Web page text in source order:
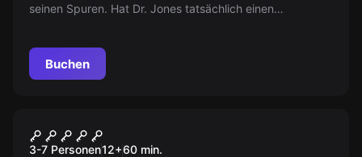
seinen Spuren. Hat Dr. Jones tatsächlich einen
Buchen
The Legacy of the Ring
3-7 Personen12+60 min.